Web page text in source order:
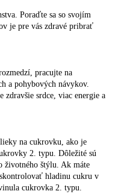
Poraďte sa so svojím
je pre vás zdravé pribrať
pracujte na
a pohybových návykov.
zdravšie srdce, viac energie a
na cukrovku, ako je
2. typu. Dôležité sú
životného štýlu. Ak máte
skontrolovať hladinu cukru v
cukrovka 2. typu.